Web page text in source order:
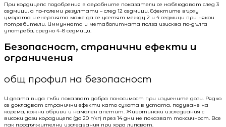
При кордицепс подобрения в аеробните показатели се наблюдават след 3
седмици, а по-големи резултати – след 12 седмици. Ефектите върху
умората и енергията може да се усетят между 2 и 4 седмици при някои
потребители. Иммунната и метаболитната полза изисква по-дълга
употреба, средно 4–8 седмици.
Безопасност, странични ефекти и
ограничения
общ профил на безопасност
И двата вида гъби показват добра поносимост при изучените дози. Рядко
се докладват странични ефекти като сухота в устата, подуване на
корема, кожни обриви и намален апетит. Животински изследвания с
високи дози корадицепс (до 20 г/кг) през 14 дни не показват токсичност. Все
пак продължителни изследвания при хора липсват.